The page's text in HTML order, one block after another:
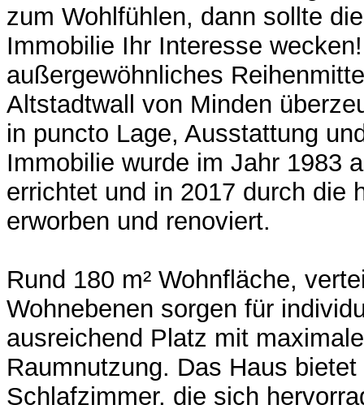
zum Wohlfühlen, dann sollte
Immobilie Ihr Interesse
außergewöhnliches
Altstadtwall von Minden
in puncto Lage, Ausstattung
Immobilie wurde im Jahr 1983
errichtet und in 2017 durch die
erworben und renoviert.
Rund 180 m² Wohnfläche,
Wohnebenen sorgen für
ausreichend Platz mit
Raumnutzung. Das Haus
Schlafzimmer, die sich